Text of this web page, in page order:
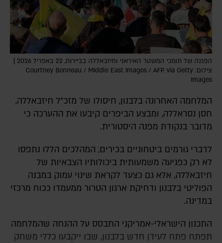
הפגנה של תומכי המשטר האיראני וחיזבאללה בביירות, 22 באפריל 2026 |
צילום: Courtney Bonneau / Middle East Images / AFP via Getty
Images
המלחמה האחרונה בלבנון, חיסולו של מזכ"ל חיזבאללה,
חסן נסראללה, ומבצע הביפרים קיבעו את ההערכה כי
מדובר בנקודת מפנה היסטורית.
לדברי גורמים ביטחוניים בכירים, המהלכים הללו נתפסו
לא רק כפגיעה משמעותית ביכולותיו הצבאיות של
חיזבאללה, אלא גם כצעד לקראת שינוי עמוק במבנה
הפוליטי בלבנון ודחיקת ארגון הטרור ממעמדו ככוח מרכזי
במדינה.
התכנון הישראלי-אמריקני התבסס על ההנחה שהמלחמה
תפתח פתח לעידן חדש בלבנון, שבו ייקבעו כללי משחק